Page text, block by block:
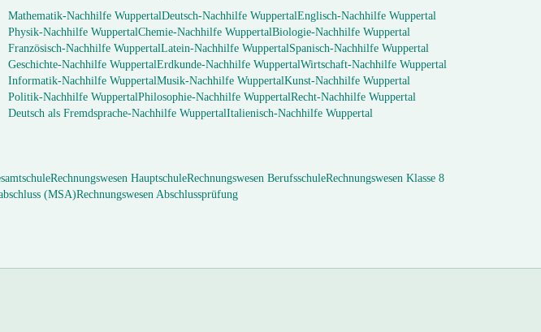
Mathematik-Nachhilfe WuppertalDeutsch-Nachhilfe WuppertalEnglisch-Nachhilfe Wuppertal
Physik-Nachhilfe WuppertalChemie-Nachhilfe WuppertalBiologie-Nachhilfe Wuppertal
Französisch-Nachhilfe WuppertalLatein-Nachhilfe WuppertalSpanisch-Nachhilfe Wuppertal
Geschichte-Nachhilfe WuppertalErdkunde-Nachhilfe WuppertalWirtschaft-Nachhilfe Wuppertal
Informatik-Nachhilfe WuppertalMusik-Nachhilfe WuppertalKunst-Nachhilfe Wuppertal
Politik-Nachhilfe WuppertalPhilosophie-Nachhilfe WuppertalRecht-Nachhilfe Wuppertal
Deutsch als Fremdsprache-Nachhilfe WuppertalItalienisch-Nachhilfe Wuppertal
Rechnungswesen HauptschuleRechnungswesen BerufsschuleRechnungswesen Klasse 8
(MSA)Rechnungswesen Abschlussprüfung